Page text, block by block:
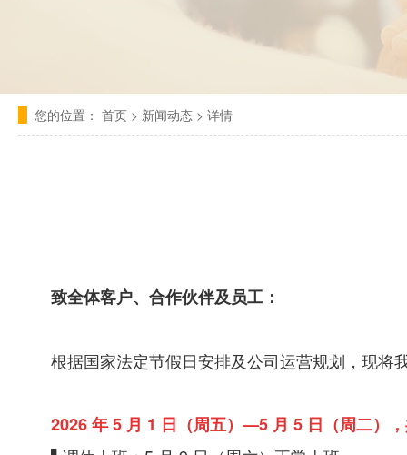
您的位置： 首页 > 新闻动态 > 详情
致全体客户、合作伙伴及员工：
根据国家法定节假日安排及公司运营规划，现将
2026 年 5 月 1 日（周五）—5 月 5 日（周二）